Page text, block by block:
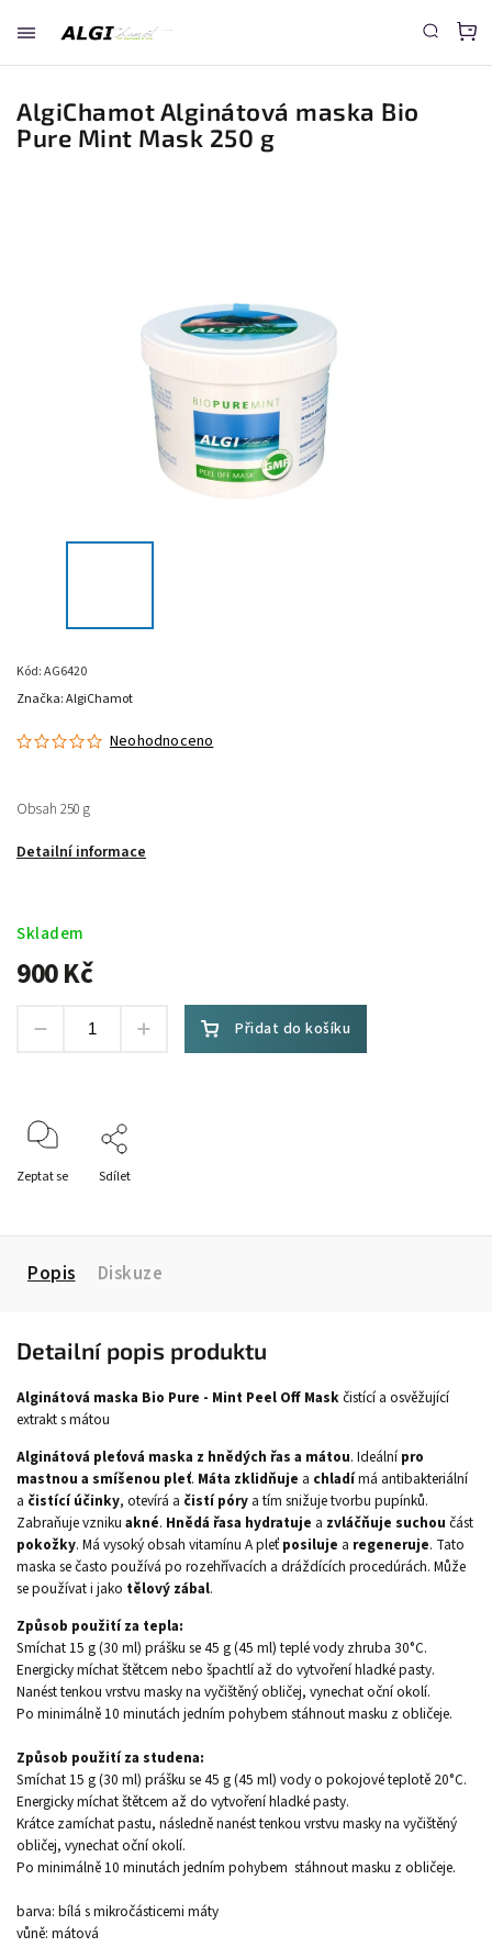
AlgiChamot Alginátová maska Bio
Pure Mint Mask 250 g
Kód:AG6420
Neohodnoceno
Obsah 250 g
Detailní informace
Značka:AlgiChamot
900 Kč
Skladem
Přidat do košíku
Zeptat se Sdílet
Popis Diskuze
Detailní popis produktu
Alginátová maska Bio Pure - Mint Peel Off Maskčistící a osvěžující
extrakt s mátou
Alginátová pleťová maska z hnědých řas a mátou. Ideálnípro
mastnou a smíšenou pleť. Máta zklidňuje a chladímá antibakteriální
a čistící účinky, otevírá a čistí póry a tím snižuje tvorbu pupínků.
Zabraňuje vzniku akné. Hnědá řasa hydratuje a zvláčňuje suchou část
pokožky. Má vysoký obsah vitamínu A pleť posiluje a regeneruje. Tato
maska se často používá po rozehřívacích a dráždících procedúrách. Může
se používat i jako tělový zábal.
Způsob použití za tepla:
Smíchat 15 g (30 ml) prášku se 45 g (45 ml) teplé vody zhruba 30°C.
Energicky míchat štětcem nebo špachtlí až do vytvoření hladké pasty.
Nanést tenkou vrstvu masky na vyčištěný obličej, vynechat oční okolí.
Po minimálně 10 minutách jedním pohybem stáhnout masku z obličeje.
Způsob použití za studena:
Smíchat 15 g (30 ml) prášku se 45 g (45 ml) vody o pokojové teplotě 20°C.
Energicky míchat štětcem až do vytvoření hladké pasty.
Krátce zamíchat pastu, následně nanést tenkou vrstvu masky na vyčištěný
obličej, vynechat oční okolí.
Po minimálně 10 minutách jedním pohybem stáhnout masku z obličeje.
barva: bílá s mikročásticemi máty
vůně: mátová